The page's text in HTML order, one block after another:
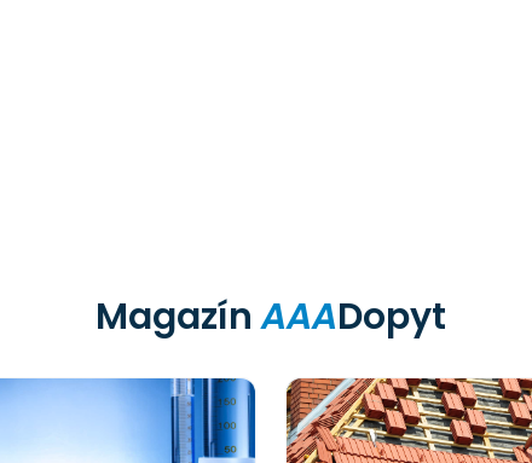
MagazínAAADopyt